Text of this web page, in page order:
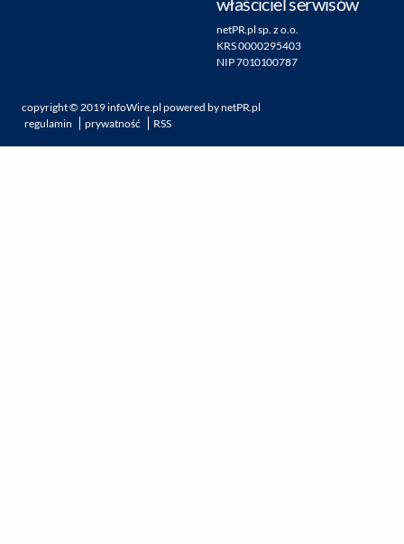
netPR.pl sp. z o.o.
KRS 0000295403
NIP 7010100787
copyright ©2019infoWire.pl powered bynetPR.pl
regulamin
prywatność RSS